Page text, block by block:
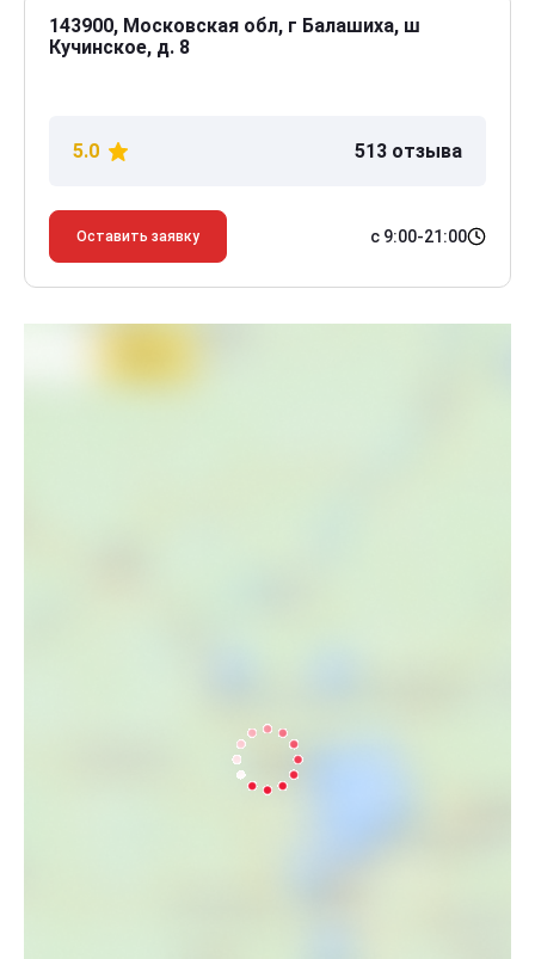
143900, Московская обл, г Балашиха, ш
Кучинское, д. 8
5.0 513 отзыва
Оставить заявку с 9:00-21:00